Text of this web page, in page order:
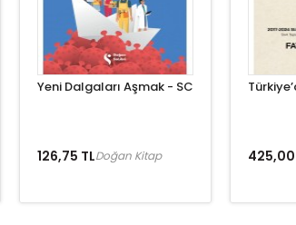
Yeni Dalgaları Aşmak - SC
126,75 TLDoğan Kitap 425,00